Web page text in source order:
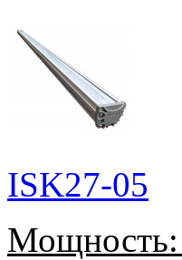
ISK27-05
Мощность: